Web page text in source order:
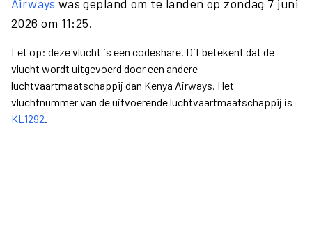
Airways was gepland om te landen op zondag 7 juni
2026 om 11:25.
Let op: deze vlucht is een codeshare. Dit betekent dat de
vlucht wordt uitgevoerd door een andere
luchtvaartmaatschappij dan Kenya Airways. Het
vluchtnummer van de uitvoerende luchtvaartmaatschappij is
KL1292.